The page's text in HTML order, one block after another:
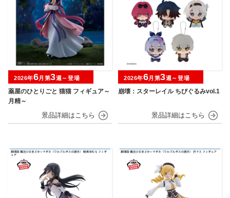
薬屋のひとりごと 猫猫 フィギュア～
月精～
2026年6月第3週～登場
崩壊：スターレイル ちびぐるみvol.1
2026年6月第3週～登場